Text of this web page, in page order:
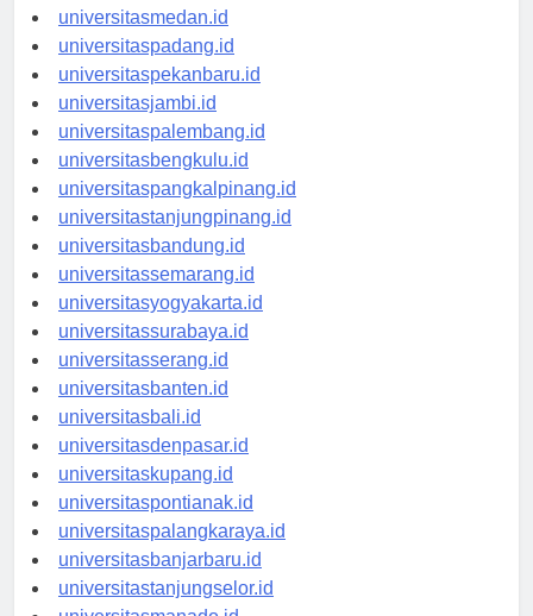
universitasaceh.id
universitasmedan.id
universitaspadang.id
universitaspekanbaru.id
universitasjambi.id
universitaspalembang.id
universitasbengkulu.id
universitaspangkalpinang.id
universitastanjungpinang.id
universitasbandung.id
universitassemarang.id
universitasyogyakarta.id
universitassurabaya.id
universitasserang.id
universitasbanten.id
universitasbali.id
universitasdenpasar.id
universitaskupang.id
universitaspontianak.id
universitaspalangkaraya.id
universitasbanjarbaru.id
universitastanjungselor.id